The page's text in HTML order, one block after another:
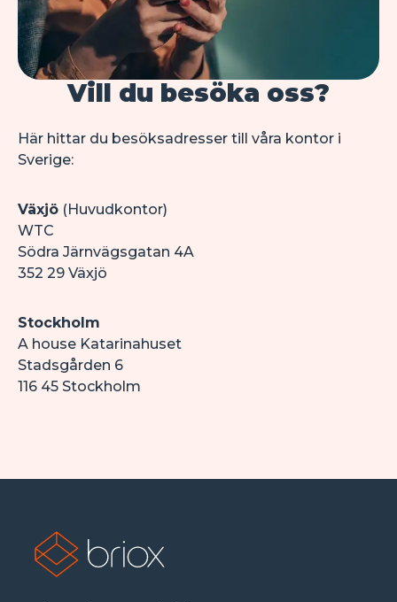
Vill du besöka oss?
Här hittar du besöksadresser till våra kontor i
Sverige:
Växjö (Huvudkontor)
WTC
Södra Järnvägsgatan 4A
352 29 Växjö
Stockholm
A house Katarinahuset
Stadsgården 6
116 45 Stockholm